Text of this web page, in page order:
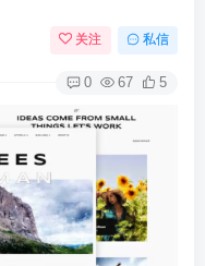
关注 私信
0 67 5